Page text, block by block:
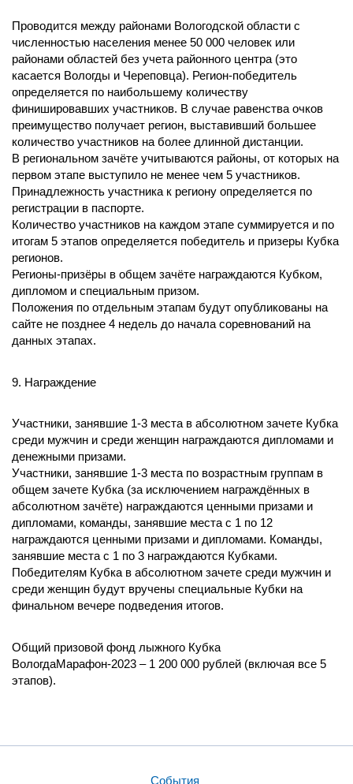
Проводится между районами Вологодской области с
численностью населения менее 50 000 человек или
районами областей без учета районного центра (это
касается Вологды и Череповца). Регион-победитель
определяется по наибольшему количеству
финишировавших участников. В случае равенства очков
преимущество получает регион, выставивший большее
количество участников на более длинной дистанции.
В региональном зачёте учитываются районы, от которых на
первом этапе выступило не менее чем 5 участников.
Принадлежность участника к региону определяется по
регистрации в паспорте.
Количество участников на каждом этапе суммируется и по
итогам 5 этапов определяется победитель и призеры Кубка
регионов.
Регионы-призёры в общем зачёте награждаются Кубком,
дипломом и специальным призом.
Положения по отдельным этапам будут опубликованы на
сайте не позднее 4 недель до начала соревнований на
данных этапах.
9. Награждение
Участники, занявшие 1-3 места в абсолютном зачете Кубка
среди мужчин и среди женщин награждаются дипломами и
денежными призами.
Участники, занявшие 1-3 места по возрастным группам в
общем зачете Кубка (за исключением награждённых в
абсолютном зачёте) награждаются ценными призами и
дипломами, команды, занявшие места с 1 по 12
награждаются ценными призами и дипломами. Команды,
занявшие места с 1 по 3 награждаются Кубками.
Победителям Кубка в абсолютном зачете среди мужчин и
среди женщин будут вручены специальные Кубки на
финальном вечере подведения итогов.
Общий призовой фонд лыжного Кубка
ВологдаМарафон-2023 – 1 200 000 рублей (включая все 5
этапов).
События